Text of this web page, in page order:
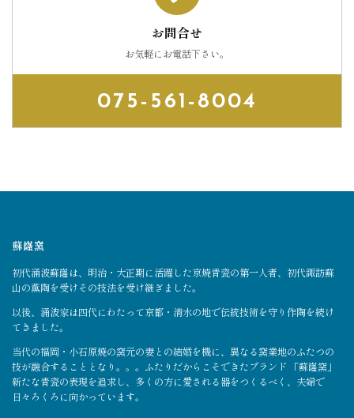
お問合せ
お気軽にお電話下さい。
075-561-8004
蘇嶐窯
初代涌波蘇嶐は、明治・大正期に活躍した京焼青瓷の第一人者、初代諏訪蘇
山の薫陶を受けその技法を受け継ぎました。
以後、涌波家は四代にわたって京都・清水の地で伝統技術を守り作陶を続け
てきました。
当代の福岡・小石原焼の窯元の妻との結婚を機に、異なる窯業地のふたつの
技が融合することとなり。。。ふたりだからこそできたブランド 「蘇嶐窯」
新たな青瓷の表現を追求し、多くの方に愛される器をつくるべく、夫婦で
日々ろくろに向かっています。